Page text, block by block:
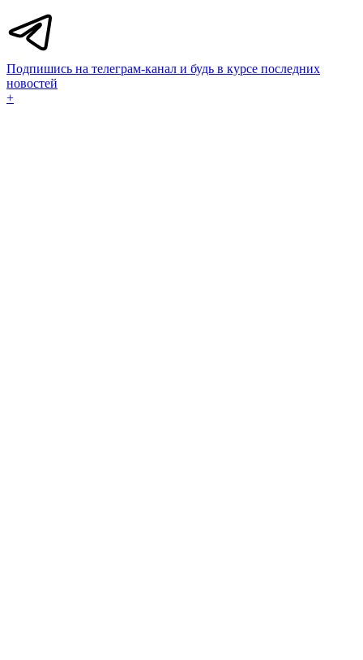
Подпишись на телеграм-канал и будь в курсе последних
новостей
+